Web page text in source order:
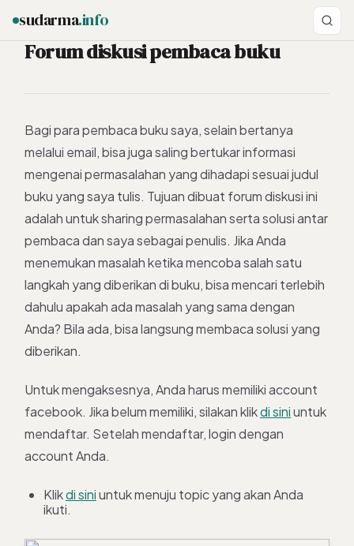
sudarma.info
Forum diskusi pembaca buku
Bagi para pembaca buku saya, selain bertanya
melalui email, bisa juga saling bertukar informasi
mengenai permasalahan yang dihadapi sesuai judul
buku yang saya tulis. Tujuan dibuat forum diskusi ini
adalah untuk sharing permasalahan serta solusi antar
pembaca dan saya sebagai penulis. Jika Anda
menemukan masalah ketika mencoba salah satu
langkah yang diberikan di buku, bisa mencari terlebih
dahulu apakah ada masalah yang sama dengan
Anda? Bila ada, bisa langsung membaca solusi yang
diberikan.
Untuk mengaksesnya, Anda harus memiliki account
facebook. Jika belum memiliki, silakan klikdi siniuntuk
mendaftar. Setelah mendaftar, login dengan
account Anda.
Klikdi siniuntuk menuju topic yang akan Anda
ikuti.